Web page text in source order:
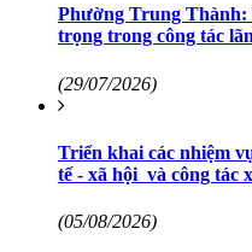
Phường Trung Thành:
trọng trong công tác
(29/07/2026)
Triển khai các nhiệm
tế - xã hội và công tác
(05/08/2026)